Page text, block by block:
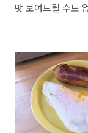
맛 보여드릴 수도